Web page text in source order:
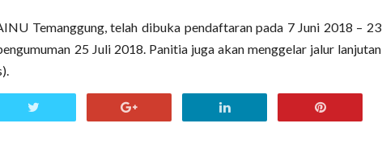
Temanggung, telah dibuka pendaftaran pada 7 Juni 2018 – 23
25 Juli 2018. Panitia juga akan menggelar jalur lanjutan